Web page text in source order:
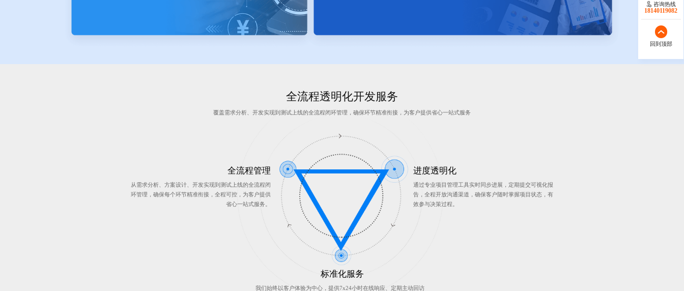
全流程透明化开发服务
覆盖需求分析、开发实现到测试上线的全流程闭环管理，确保环节精准衔接，为客户提供省心一站式服务
全流程管理
从需求分析、方案设计、开发实现到测试上线的全流程闭
环管理，确保每个环节精准衔接，全程可控，为客户提供
省心一站式服务。
进度透明化
通过专业项目管理工具实时同步进展，定期提交可视化报
告，全程开放沟通渠道，确保客户随时掌握项目状态，有
效参与决策过程。
标准化服务
我们始终以客户体验为中心，提供7x24小时在线响应、定期主动回访
咨询热线
18140119082
回到顶部